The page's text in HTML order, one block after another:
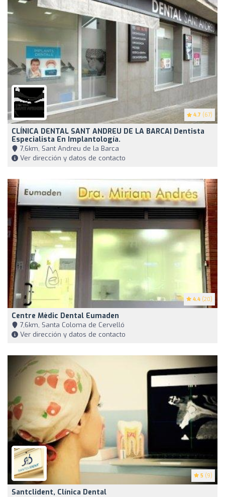
4.7 (67)
CLÍNICA DENTAL SANT ANDREU DE LA BARCA| Dentista
Especialista En Implantología.
7,6km, Sant Andreu de la Barca
Ver dirección y datos de contacto
4.4 (20)
Centre Mèdic Dental Eumaden
7,6km, Santa Coloma de Cervelló
Ver dirección y datos de contacto
5 (9)
Santclident, Clínica Dental